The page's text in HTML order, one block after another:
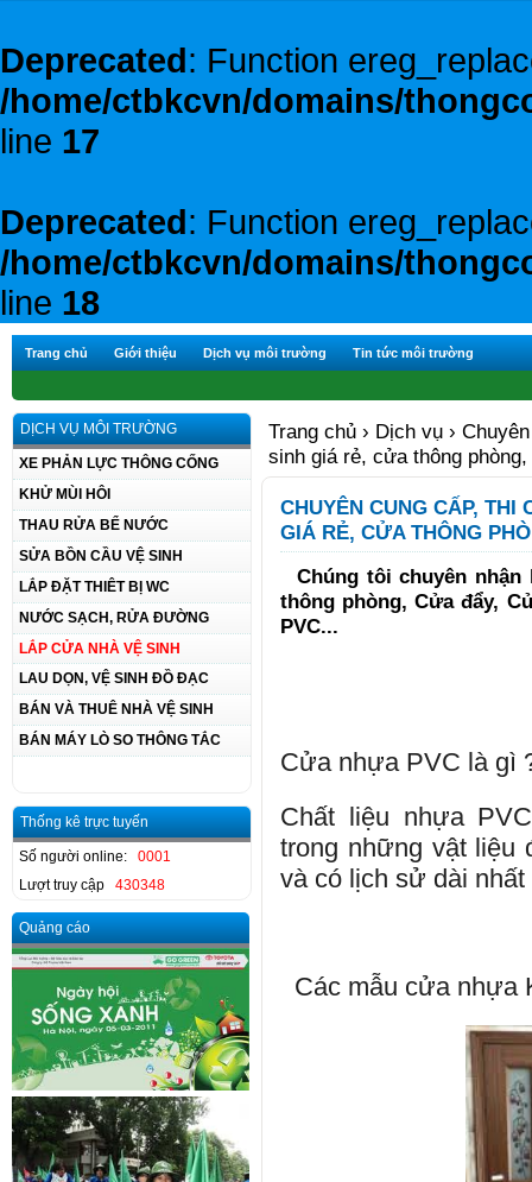
Deprecated: Function
/home/ctbkcvn/domains/
line 17
Deprecated: Function
/home/ctbkcvn/domains/
line 18
Trang chủ Giới thiệu Dịch vụ môi trường Tin tức môi trường
DỊCH VỤ MÔI TRƯỜNG
XE PHẢN LỰC THÔNG CỐNG
KHỬ MÙI HÔI
THAU RỬA BỂ NƯỚC
SỬA BỒN CẦU VỆ SINH
LẮP ĐẶT THIÊT BỊ WC
NƯỚC SẠCH, RỬA ĐƯỜNG
LẮP CỬA NHÀ VỆ SINH
LAU DỌN, VỆ SINH ĐỒ ĐẠC
BÁN VÀ THUÊ NHÀ VỆ SINH
BÁN MÁY LÒ SO THÔNG TẮC
Thống kê trực tuyến
Số người online: 0001
Lượt truy cập 430348
Quảng cáo
Trang chủ › Dịch vụ ›
sinh giá rẻ, cửa thông
CHUYÊN CUNG CẤP, THI
GIÁ RẺ, CỬA THÔNG
Chúng tôi chuyên
thông phòng, Cửa đẩy,
PVC...
Cửa nhựa PVC là gì
Chất liệu nhựa
trong những vật liệu
và có lịch sử dài
Các mẫu cửa nhựa